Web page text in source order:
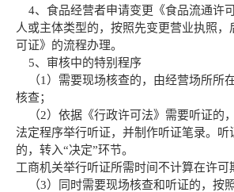
4、食品经营者申请变更《食品流通许
人或主体类型的，按照先变更营业执照
可证》的流程办理。
5、审核中的特别程序
（1）需要现场核查的，由经营场所所
核查；
（2）依据《行政许可法》需要听证的
法定程序举行听证，并制作听证笔录。听
的，转入“决定”环节。
工商机关举行听证所需时间不计算在许可
（3）同时需要现场核查和听证的，按